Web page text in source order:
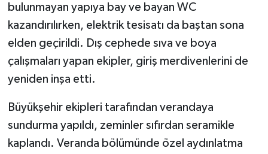
bulunmayan yapıya bay ve bayan WC
kazandırılırken, elektrik tesisatı da baştan sona
elden geçirildi. Dış cephede sıva ve boya
çalışmaları yapan ekipler, giriş merdivenlerini de
yeniden inşa etti.
Büyükşehir ekipleri tarafından verandaya
sundurma yapıldı, zeminler sıfırdan seramikle
kaplandı. Veranda bölümünde özel aydınlatma